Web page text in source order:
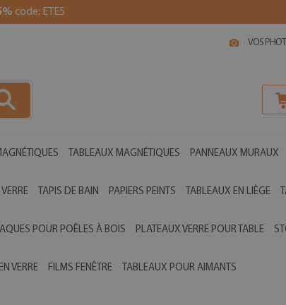
code: ETE5
VOS
TABLEAUX MAGNÉTIQUES PANNEAUX MURAUX
TAPIS DE BAIN PAPIERS PEINTS TABLEAUX EN LIÈGE
POUR POÊLES À BOIS PLATEAUX VERRE POUR TABLE
VERRE FILMS FENÊTRE TABLEAUX POUR AIMANTS